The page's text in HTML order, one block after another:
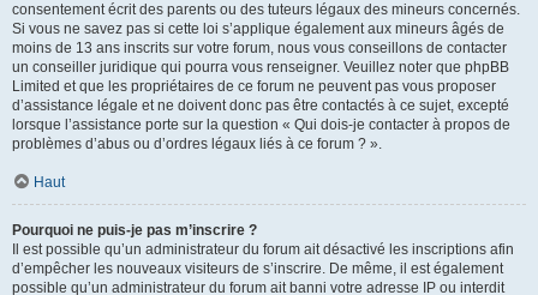
consentement écrit des parents ou des tuteurs légaux des mineurs concernés.
Si vous ne savez pas si cette loi s’applique également aux mineurs âgés de
moins de 13 ans inscrits sur votre forum, nous vous conseillons de contacter
un conseiller juridique qui pourra vous renseigner. Veuillez noter que phpBB
Limited et que les propriétaires de ce forum ne peuvent pas vous proposer
d’assistance légale et ne doivent donc pas être contactés à ce sujet, excepté
lorsque l’assistance porte sur la question « Qui dois-je contacter à propos de
problèmes d’abus ou d’ordres légaux liés à ce forum ? ».
Haut
Pourquoi ne puis-je pas m’inscrire ?
Il est possible qu’un administrateur du forum ait désactivé les inscriptions afin
d’empêcher les nouveaux visiteurs de s’inscrire. De même, il est également
possible qu’un administrateur du forum ait banni votre adresse IP ou interdit